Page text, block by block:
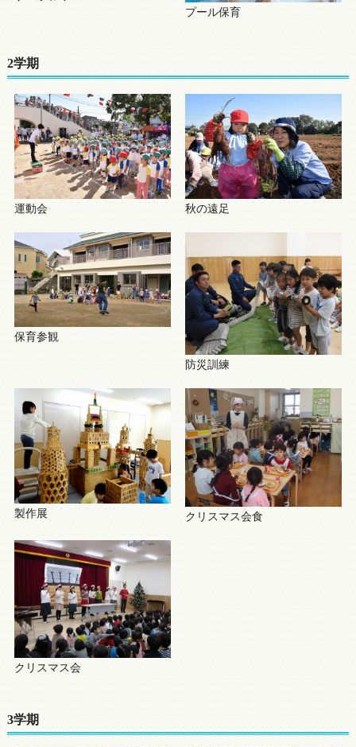
プール保育
2学期
運動会 秋の遠足
保育参観
防災訓練
製作展 クリスマス会食
クリスマス会
3学期